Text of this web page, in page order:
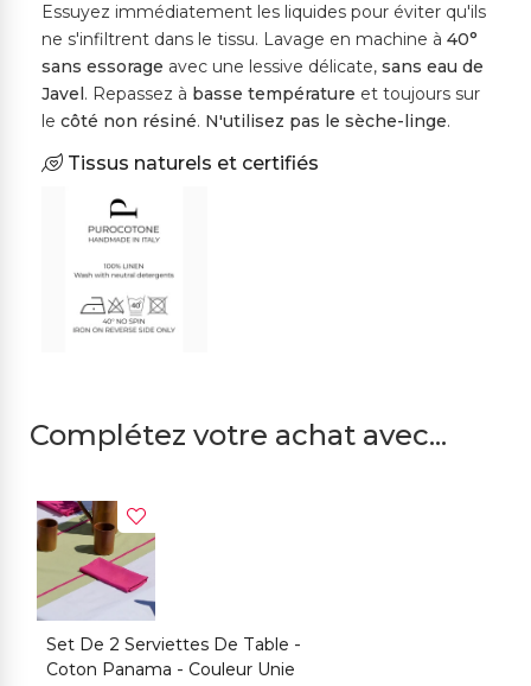
Essuyez immédiatement les liquides pour éviter qu'ils
ne s'infiltrent dans le tissu. Lavage en machine à 40°
sans essorage avec une lessive délicate, sans eau de
Javel . Repassez à basse température et toujours sur
le côté non résiné. N'utilisez pas le sèche-linge.
Tissus naturels et certifiés
Complétez votre achat avec...
Set De 2 Serviettes De Table -
Coton Panama - Couleur Unie